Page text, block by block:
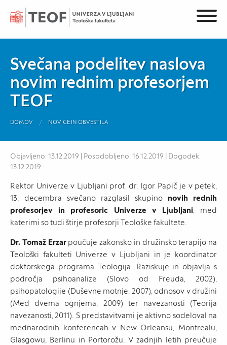
Svečana podelitev naslova
novim rednim profesorjem
TEOF
DOMOV NOVICE IN OBVESTILA
Objavljeno: 13.12.2019 | Posodobljeno: 16.12.2019 | Dogodek:
13.12.2019
Rektor Univerze v Ljubljani prof. dr. Igor Papič je v petek,
13. decembra svečano razglasil skupino novih rednih
profesorjev in profesoric Univerze v Ljubljani, med
katerimi so tudi štirje profesorji Teološke fakultete.
Dr. Tomaž Erzarpoučuje zakonsko in družinsko terapijo na
Teološki fakulteti Univerze v Ljubljani in je koordinator
doktorskega programa Teologija. Raziskuje in objavlja s
področja psihoanalize (Slovo od Freuda, 2002),
psihopatologije (Duševne motnje, 2007), odnosov v družini
(Med dvema ognjema, 2009) ter navezanosti (Teorija
navezanosti, 2011). S predstavitvami je aktivno sodeloval na
mednarodnih konferencah v New Orleansu, Montrealu,
Glasgowu, Berlinu in Portorožu. V zadnjih letih preučuje